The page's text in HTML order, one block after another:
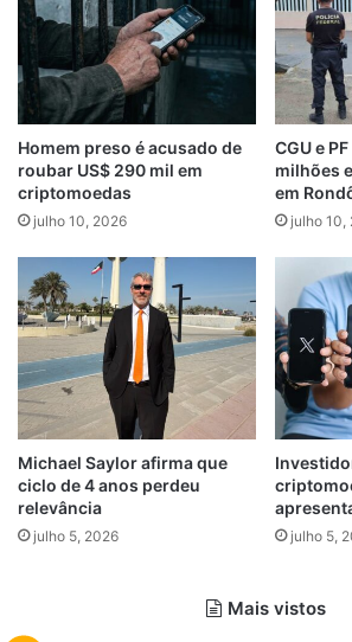
Homem preso é acusado de
roubar US$ 290 mil em
criptomoedas
julho 10, 2026
CGU e
milhões
em
julho 10,
Michael Saylor afirma que
ciclo de 4 anos perdeu
relevância
julho 5, 2026 julho 5,
Mais vistos